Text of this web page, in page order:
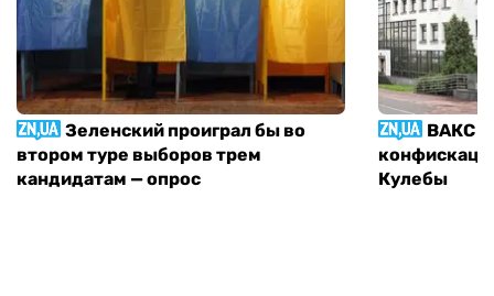
Зеленский проиграл бы во
втором туре выборов трем
кандидатам — опрос
ВАКС
Кулебы